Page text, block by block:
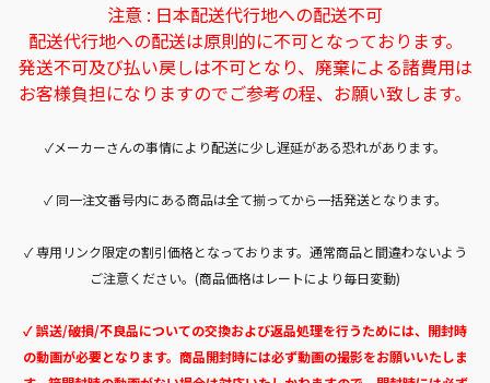
注意 : 日本配送代行地への配送不可
配送代行地への配送は原則的に不可となっております。
発送不可及び払い戻しは不可となり、廃棄による諸費用は
お客様負担になりますのでご参考の程、お願い致します。
✓メーカーさんの事情により配送に少し遅延がある恐れがあります。
✓ 同一注文番号内にある商品は全て揃ってから一括発送となります。
✓ 専用リンク限定の割引価格となっております。通常商品と間違わないよう
ご注意ください。(商品価格はレートにより毎日変動)
✓ 誤送/破損/不良品についての交換および返品処理を行うためには、開封時
の動画が必要となります。商品開封時には必ず動画の撮影をお願いいたしま